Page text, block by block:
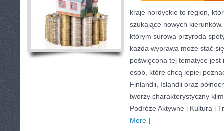
kraje nordyckie to region,
szukające nowych
którym surowa przyroda
każda wyprawa może stać
poświęcona tej tematyce
osób, które chcą lepiej
Finlandii, Islandii oraz
tworzy charakterystyczny
Podróże Aktywne i Kultura i
More ]